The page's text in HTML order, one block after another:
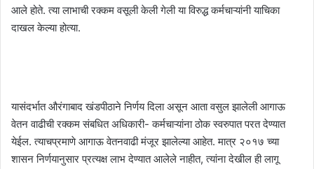
आले होते. त्या लाभाची रक्कम वसूली केली गेली या विरुद्ध कर्मचाऱ्यांनी याचिका
दाखल केल्या होत्या.
यासंदर्भात औरंगाबाद खंडपीठाने निर्णय दिला असून आता वसुल झालेली आगाऊ
वेतन वाढीची रक्कम संबधित अधिकारी- कर्मचाऱ्यांना ठोक स्वरुपात परत देण्यात
येईल. त्याचप्रमाणे आगाऊ वेतनवाढी मंजूर झालेल्या आहेत. मात्र २०१७ च्या
शासन निर्णयानुसार प्रत्यक्ष लाभ देण्यात आलेले नाहीत, त्यांना देखील ही लागू